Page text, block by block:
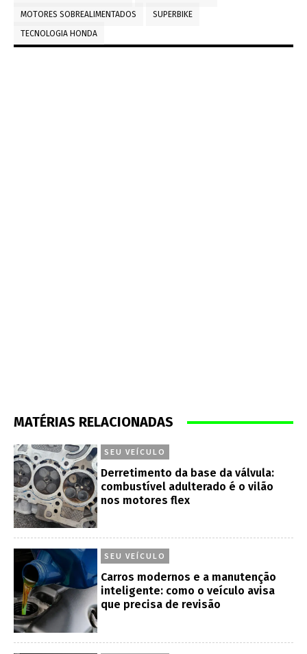
MOTORES SOBREALIMENTADOS
SUPERBIKE
TECNOLOGIA HONDA
MATÉRIAS RELACIONADAS
SEU VEÍCULO
Derretimento da base da válvula:
combustível adulterado é o vilão
nos motores flex
SEU VEÍCULO
Carros modernos e a manutenção
inteligente: como o veículo avisa
que precisa de revisão